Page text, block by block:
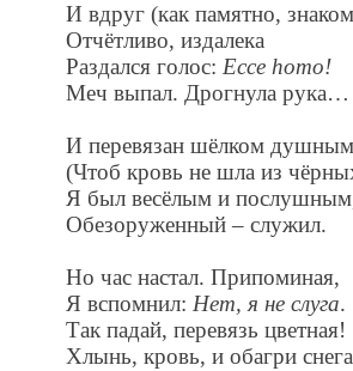
И вдруг (как памятно,
Отчётливо, издалека
Раздался голос: Ecce homo!
Меч выпал. Дрогнула рука…
И перевязан шёлком душным
(Чтоб кровь не шла из
Я был весёлым и
Обезоруженный – служил.
Но час настал. Припоминая,
Я вспомнил: Нет, я не слуга.
Так падай, перевязь цветная!
Хлынь, кровь, и обагри